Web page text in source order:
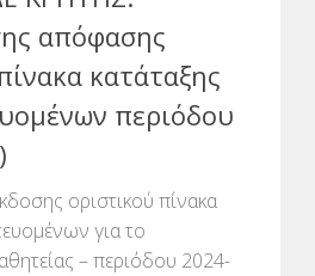
απόφασης
κατάταξης
περιόδου
οριστικού πίνακα
για το
– περιόδου 2024-